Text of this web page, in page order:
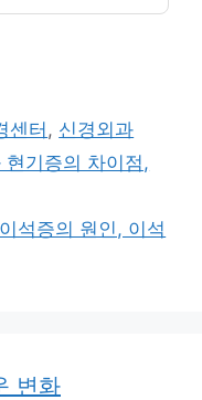
센터 , 신경외과
기증의 차이점,
석증의 원인, 이석
변화